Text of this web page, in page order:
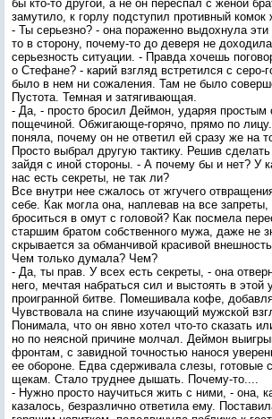
бы кто-то другой, а не он переспал с женой
замутило, к горлу подступил противный комок
- Ты серьезно? - она пораженно выдохнула эти
то в сторону, почему-то до деверя не
серьезность ситуации. - Правда хочешь
о Стефане? - карий взгляд встретился с серо-
было в нем ни сожаления. Там не было
Пустота. Темная и затягивающая.
- Да, - просто бросил Деймон, ударяя простым
пощечиной. Обжигающе-горячо, прямо по
поняла, почему он не ответил ей сразу же на
Просто выбрал другую тактику. Решив
зайдя с иной стороны. - А почему бы и нет? У
нас есть секреты, не так ли?
Все внутри нее сжалось от жгучего
себе. Как могла она, наплевав на все запреты,
броситься в омут с головой? Как посмела
старшим братом собственного мужа, даже не
скрывается за обманчивой красивой
Чем только думала? Чем?
- Да, ты прав. У всех есть секреты, - она
него, мечтая набраться сил и выстоять в этой
проигранной битве. Помешивала кофе,
Чувствовала на спине изучающий мужской
Понимала, что он явно хотел что-то сказать
но по неясной причине молчал. Деймон
фронтам, с завидной точностью нанося
ее обороне. Едва сдерживала слезы, готовые
щекам. Стало труднее дышать. Почему-то....
- Нужно просто научиться жить с ними, - она,
казалось, безразлично ответила ему.